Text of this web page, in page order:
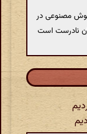
مصنوعی در
نادرست است